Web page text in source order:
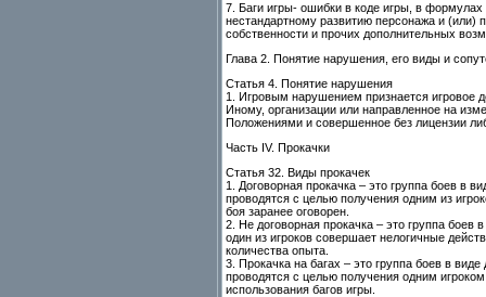
7. Баги игры- ошибки в коде игры, в
нестандартному развитию персонажа и (или)
собственности и прочих дополнительных
Глава 2. Понятие нарушения, его виды и
Статья 4. Понятие нарушения
1. Игровым нарушением признается игровое
Иному, организации или направленное на
Положениями и совершенное без лицензии
Часть IV. Прокачки
Статья 32. Виды прокачек
1. Договорная прокачка – это группа боев в
проводятся с целью получения одним из
боя заранее оговорен.
2. Не договорная прокачка – это группа боев
один из игроков совершает нелогичные
количества опыта.
3. Прокачка на багах – это группа боев в
проводятся с целью получения одним
использования багов игры.